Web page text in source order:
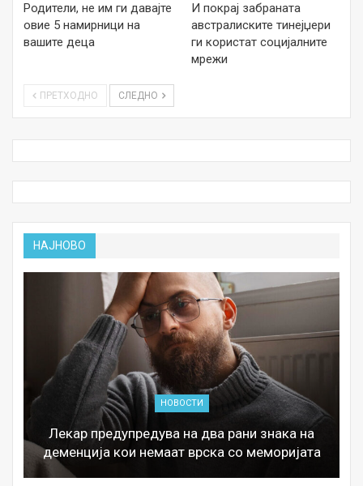
Родители, не им ги давајте
овие 5 намирници на
вашите деца
И покрај забраната
австралиските тинејџери
ги користат социјалните
мрежи
ПРЕТХОДНО СЛЕДНО
НАЈНОВО
НОВОСТИ
Лекар предупредува на два рани знака на
деменција кои немаат врска со меморијата